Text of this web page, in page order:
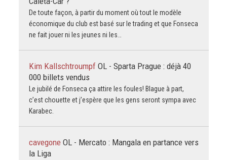
De toute façon, à partir du moment où tout le modèle
économique du club est basé sur le trading et que Fonseca
ne fait jouer ni les jeunes ni les…
Kim Kallschtroumpf OL - Sparta Prague : déjà 40
000 billets vendus
Le jubilé de Fonseca ça attire les foules! Blague à part,
c’est chouette et j’espère que les gens seront sympa avec
Karabec.
cavegone OL - Mercato : Mangala en partance vers
la Liga